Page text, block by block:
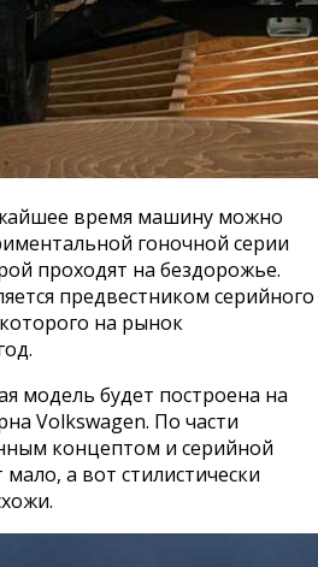
время машину можно
гоночной серии
проходят на бездорожье.
предвестником серийного
на рынок
модель будет построена на
Volkswagen. По части
концептом и серийной
а вот стилистически